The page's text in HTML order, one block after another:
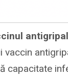
vaccin
capacitate